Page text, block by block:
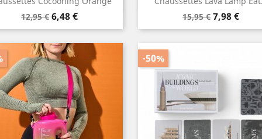
Prix
de
12,95 € Prix
6,48 €
Prix
de
15,95 € Prix
7,98 €
-50%